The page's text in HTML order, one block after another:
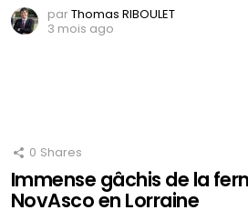
parThomas RIBOULET
3 mois ago
0 Shares
Immense gâchis de la
NovAsco en Lorraine